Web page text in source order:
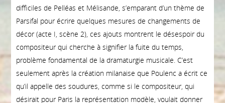
difficiles de Pelléas et Mélisande, s’emparant d’un thème de
Parsifal pour écrire quelques mesures de changements de
décor (acte I, scène 2), ces ajouts montrent le désespoir du
compositeur qui cherche à signifier la fuite du temps,
problème fondamental de la dramaturgie musicale. C’est
seulement après la création milanaise que Poulenc a écrit ce
qu’il appelle des soudures, comme si le compositeur, qui
désirait pour Paris la représentation modèle, voulait donner